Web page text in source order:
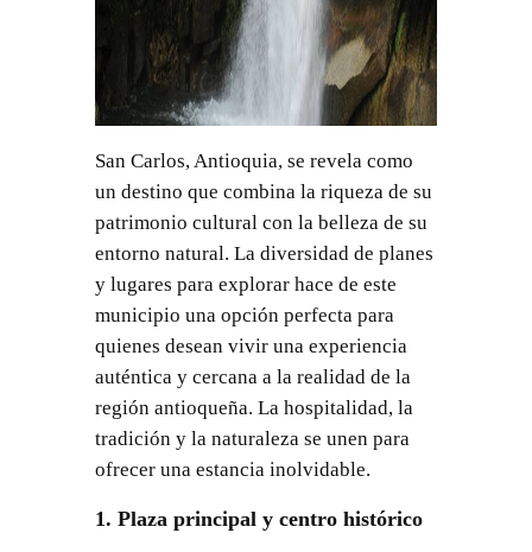
San Carlos, Antioquia, se revela como
un destino que combina la riqueza de su
patrimonio cultural con la belleza de su
entorno natural. La diversidad de planes
y lugares para explorar hace de este
municipio una opción perfecta para
quienes desean vivir una experiencia
auténtica y cercana a la realidad de la
región antioqueña. La hospitalidad, la
tradición y la naturaleza se unen para
ofrecer una estancia inolvidable.
1. Plaza principal y centro histórico